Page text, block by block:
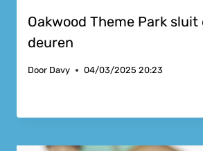
Oakwood Theme Park
deuren
Door Davy 04/03/2025 20:23